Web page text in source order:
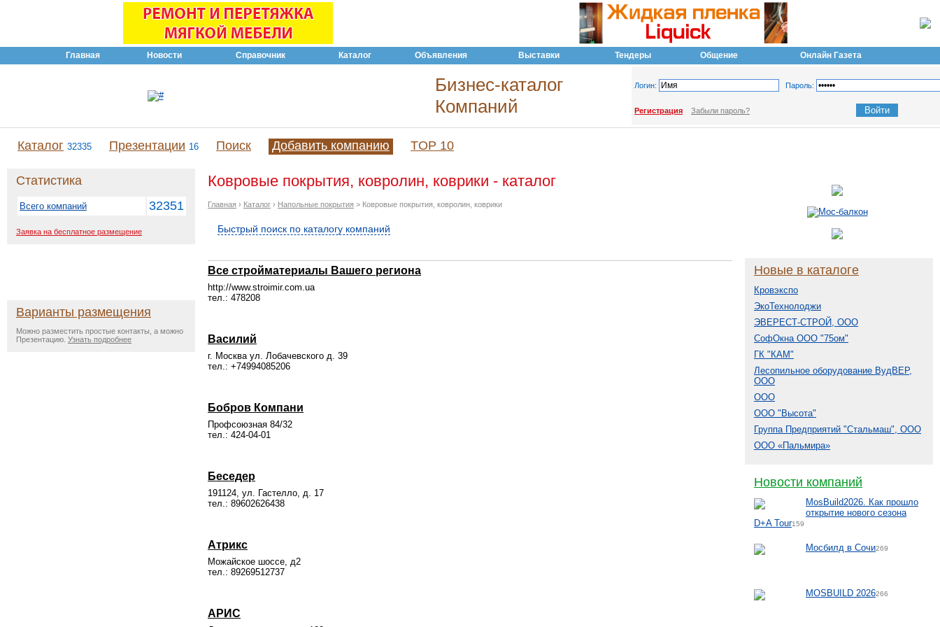
Главная Новости Справочник Каталог Объявления Выставки Тендеры Общение Онлайн Газета
Бизнес-каталог
Компаний
Логин: Пароль:
Регистрация Забыли пароль?
Каталог 32335 Презентации 16 Поиск Добавить компанию TOP 10
Статистика
Всего компаний 32351
Заявка на бесплатное размещение
Варианты размещения
Можно разместить простые контакты, а можно
Презентацию. Узнать подробнее
Ковровые покрытия, ковролин, коврики - каталог
Главная › Каталог › Напольные покрытия > Ковровые покрытия, ковролин, коврики
Быстрый поиск по каталогу компаний
Все стройматериалы Вашего региона
http://www.stroimir.com.ua
тел.: 478208
Василий
г. Москва ул. Лобачевского д. 39
тел.: +74994085206
Бобров Компани
Профсоюзная 84/32
тел.: 424-04-01
Беседер
191124, ул. Гастелло, д. 17
тел.: 89602626438
Атрикс
Можайское шоссе, д2
тел.: 89269512737
АРИС
Новые в каталоге
Кровэкспо
ЭкоТехнолоджи
ЭВЕРЕСТ-СТРОЙ, ООО
СофОкна ООО "75ом"
ГК "КАМ"
Лесопильное оборудование ВудВЕР,
ООО
ООО
ООО "Высота"
Группа Предприятий "Стальмаш", ООО
ООО «Пальмира»
Новости компаний
MosBuild2026. Как прошло
открытие нового сезона
D+A Tour159
Мосбилд в Сочи269
MOSBUILD 2026266